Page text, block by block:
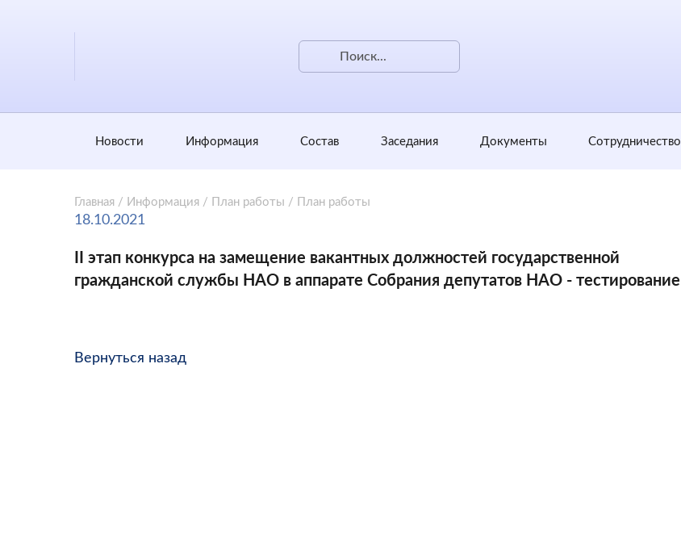
Новости Информация Состав Заседания Документы Сотрудничество
Главная / Информация / План работы / План работы
18.10.2021
II этап конкурса на замещение вакантных должностей государственной
гражданской службы НАО в аппарате Собрания депутатов НАО - тестирование
Вернуться назад